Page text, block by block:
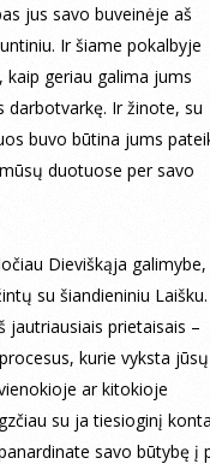
jus savo buveinėje aš
Ir šiame pokalbyje
kaip geriau galima jums
Ir žinote, su
buvo būtina jums
duotuose per savo
Dieviškąja galimybe,
su šiandieniniu Laišku.
jautriausiais prietaisais –
kurie vyksta jūsų
ar kitokioje
su ja tiesioginį
savo būtybę į